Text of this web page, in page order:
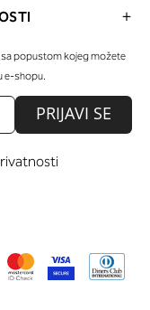
popustom kojeg možete
e-shopu.
PRIJAVI SE